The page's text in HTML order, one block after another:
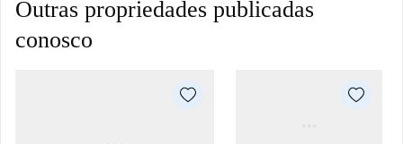
Outras propriedades publicadas
conosco